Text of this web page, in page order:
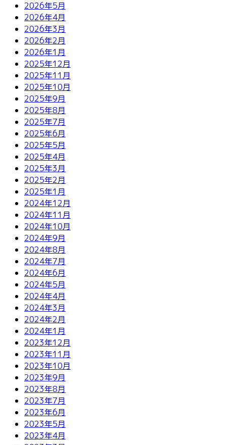
2026年5月
2026年4月
2026年3月
2026年2月
2026年1月
2025年12月
2025年11月
2025年10月
2025年9月
2025年8月
2025年7月
2025年6月
2025年5月
2025年4月
2025年3月
2025年2月
2025年1月
2024年12月
2024年11月
2024年10月
2024年9月
2024年8月
2024年7月
2024年6月
2024年5月
2024年4月
2024年3月
2024年2月
2024年1月
2023年12月
2023年11月
2023年10月
2023年9月
2023年8月
2023年7月
2023年6月
2023年5月
2023年4月